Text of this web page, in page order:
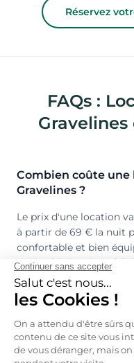
Réservez
FAQs :
Combien coûte une
Gravelines ?
Le prix d'une location
à partir de 69 € la nuit
confortable et bien
durant l'été ou lors
fêtes maritimes, les
180 € la nuit selon la
(jardin, terrasse, accès
centre-ville ou les sites